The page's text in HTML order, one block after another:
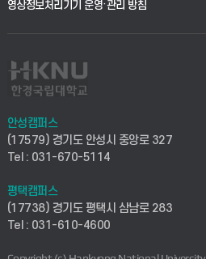
사회안전시스템공학부
컴퓨터응용수학부
ICT로봇기계공학부
전자전기공학부
사이버캠퍼스(전문학사 및 전공심화)
시설바로처리서비스
연구실안전관리시스템
산학연구관리시스템
산학협력단
취업지원센터
창업지원센터
현장실습지원센터
영상정보처리기기 운영·관리 방침
안성캠퍼스
(17579) 경기도 안성시 중앙로 327
Tel : 031-670-5114
평택캠퍼스
(17738) 경기도 평택시 삼남로 283
Tel : 031-610-4600